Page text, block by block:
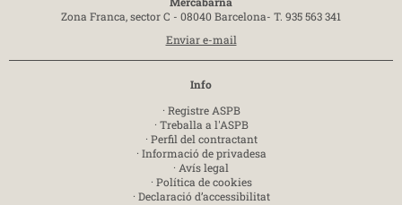
Zona Franca, sector C - 08040 Barcelona- T. 935 563 341
Enviar e-mail
Info
· Registre ASPB
· Treballa a l'ASPB
· Perfil del contractant
· Informació de privadesa
· Avís legal
· Política de cookies
· Declaració d’accessibilitat